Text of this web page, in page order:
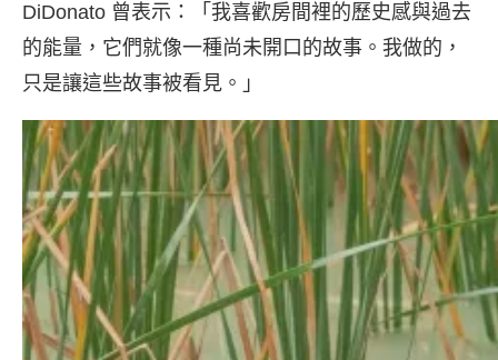
DiDonato 曾表示：「我喜歡房間裡的歷史感與過去
的能量，它們就像一種尚未開口的故事。我做的，
只是讓這些故事被看見。」